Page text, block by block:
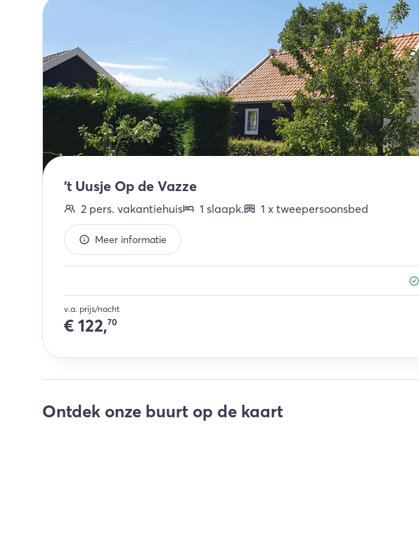
't Uusje Op de Vazze
2 pers. vakantiehuis 1 slaapk. 1 x tweepersoonsbed
Meer informatie
v.a. prijs/nacht
€ 122,70
Ontdek onze buurt op de kaart